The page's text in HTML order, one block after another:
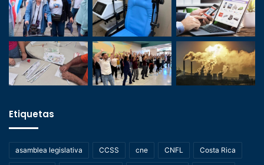
Etiquetas
asamblea legislativa CCSS cne CNFL Costa Rica